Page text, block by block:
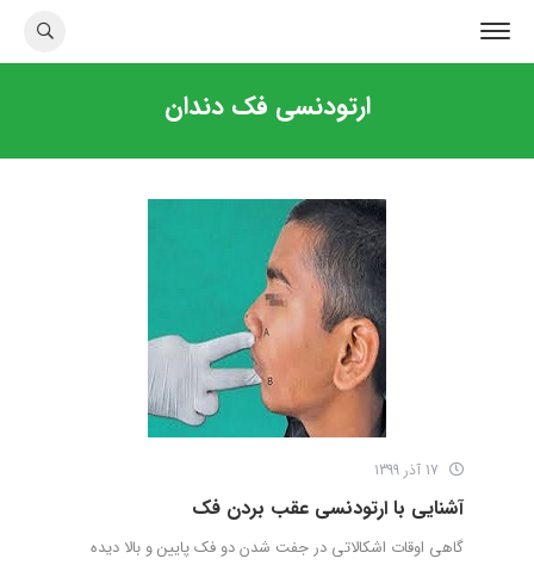
ارتودنسی فک دندان
آشنایی با ارتودنسی عقب بردن فک
گاهی اوقات اشکالاتی در جفت شدن دو فک پایین و بالا دیده